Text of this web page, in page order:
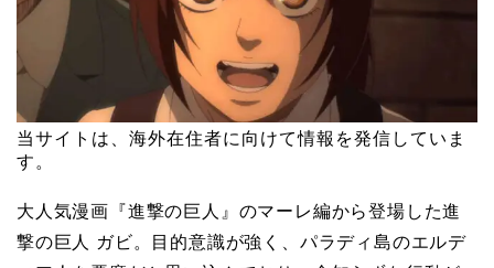
当サイトは、海外在住者に向けて情報を発信していま
す。
大人気漫画『進撃の巨人』のマーレ編から登場した進
撃の巨人 ガビ。目的意識が強く、パラディ島のエルデ